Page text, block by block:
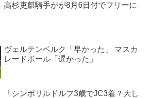
高杉吏麒騎手がが8月6日付でフリーに
ヴェルテンベルク「早かった」 マスカ
レードボール「遅かった」
「シンボリルドルフ3歳でJC3着？大し